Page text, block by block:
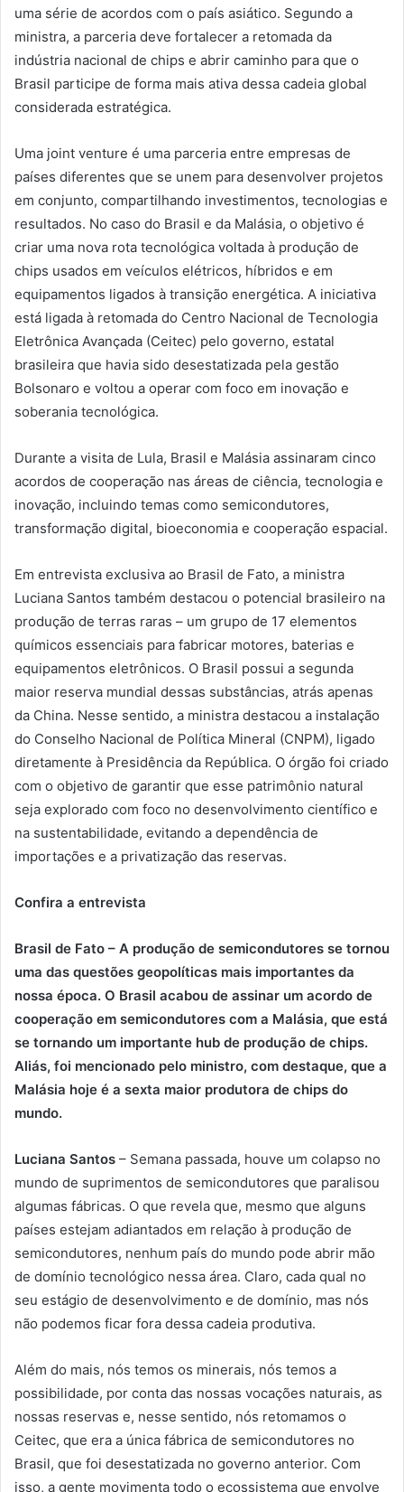
uma série de acordos com o país asiático. Segundo a
ministra, a parceria deve fortalecer a retomada da
indústria nacional de chips e abrir caminho para que o
Brasil participe de forma mais ativa dessa cadeia global
considerada estratégica.
Uma joint venture é uma parceria entre empresas de
países diferentes que se unem para desenvolver projetos
em conjunto, compartilhando investimentos, tecnologias e
resultados. No caso do Brasil e da Malásia, o objetivo é
criar uma nova rota tecnológica voltada à produção de
chips usados em veículos elétricos, híbridos e em
equipamentos ligados à transição energética. A iniciativa
está ligada à retomada do Centro Nacional de Tecnologia
Eletrônica Avançada (Ceitec) pelo governo, estatal
brasileira que havia sido desestatizada pela gestão
Bolsonaro e voltou a operar com foco em inovação e
soberania tecnológica.
Durante a visita de Lula, Brasil e Malásia assinaram cinco
acordos de cooperação nas áreas de ciência, tecnologia e
inovação, incluindo temas como semicondutores,
transformação digital, bioeconomia e cooperação espacial.
Em entrevista exclusiva ao Brasil de Fato, a ministra
Luciana Santos também destacou o potencial brasileiro na
produção de terras raras – um grupo de 17 elementos
químicos essenciais para fabricar motores, baterias e
equipamentos eletrônicos. O Brasil possui a segunda
maior reserva mundial dessas substâncias, atrás apenas
da China. Nesse sentido, a ministra destacou a instalação
do Conselho Nacional de Política Mineral (CNPM), ligado
diretamente à Presidência da República. O órgão foi criado
com o objetivo de garantir que esse patrimônio natural
seja explorado com foco no desenvolvimento científico e
na sustentabilidade, evitando a dependência de
importações e a privatização das reservas.
Confira a entrevista
Brasil de Fato – A produção de semicondutores se tornou
uma das questões geopolíticas mais importantes da
nossa época. O Brasil acabou de assinar um acordo de
cooperação em semicondutores com a Malásia, que está
se tornando um importante hub de produção de chips.
Aliás, foi mencionado pelo ministro, com destaque, que a
Malásia hoje é a sexta maior produtora de chips do
mundo.
Luciana Santos – Semana passada, houve um colapso no
mundo de suprimentos de semicondutores que paralisou
algumas fábricas. O que revela que, mesmo que alguns
países estejam adiantados em relação à produção de
semicondutores, nenhum país do mundo pode abrir mão
de domínio tecnológico nessa área. Claro, cada qual no
seu estágio de desenvolvimento e de domínio, mas nós
não podemos ficar fora dessa cadeia produtiva.
Além do mais, nós temos os minerais, nós temos a
possibilidade, por conta das nossas vocações naturais, as
nossas reservas e, nesse sentido, nós retomamos o
Ceitec, que era a única fábrica de semicondutores no
Brasil, que foi desestatizada no governo anterior. Com
isso, a gente movimenta todo o ecossistema que envolve